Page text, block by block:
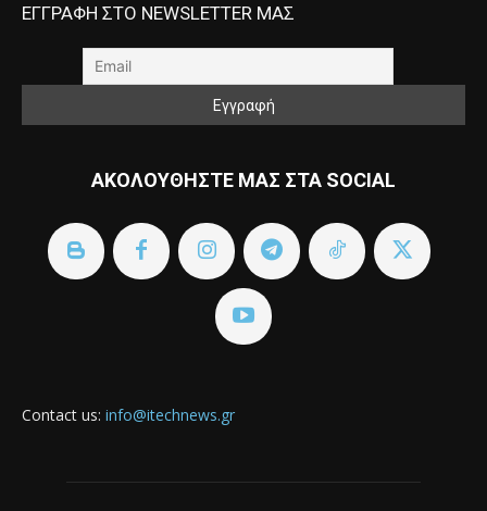
ΕΓΓΡΑΦΗ ΣΤΟ NEWSLETTER ΜΑΣ
ΑΚΟΛΟΥΘΗΣΤΕ ΜΑΣ ΣΤΑ SOCIAL
Contact us: info@itechnews.gr